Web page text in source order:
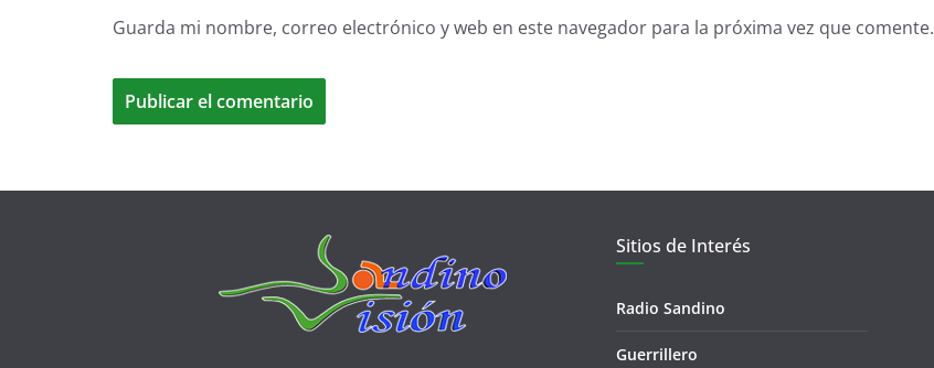
Guarda mi nombre, correo electrónico y web en este navegador para la próxima vez que comente.
Sitios de Interés
Radio Sandino
Guerrillero